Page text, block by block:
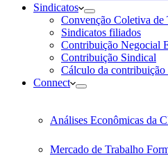
Sindicatos
Convenção Coletiva de
Sindicatos filiados
Contribuição Negocial
Contribuição Sindical
Cálculo da contribuição
Connect
Análises Econômicas da
Mercado de Trabalho